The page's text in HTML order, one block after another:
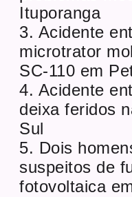
Ituporanga
3. Acidente
microtrator
SC-110 em
4. Acidente
deixa feridos
Sul
5. Dois
suspeitos de
fotovoltaica